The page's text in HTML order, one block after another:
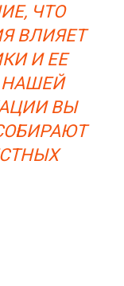
ЧТО
ВЛИЯЕТ
И ЕЕ
НАШЕЙ
ВЫ